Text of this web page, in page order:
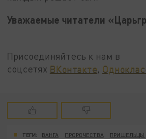
Уважаемые читатели
Присоединяйтесь к нам в
соцсетях ВКонтакте
ТЕГИ: ВАНГА ПРОРОЧЕСТВА ПРИШЕЛЬЦЫ